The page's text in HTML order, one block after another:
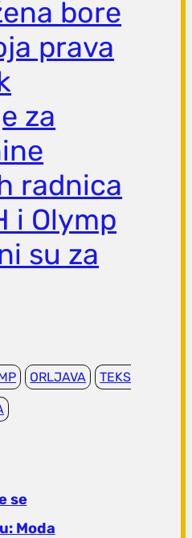
bore
prava
za
radnica
i Olymp
su za
ORLJAVA TEKS
se
Moda